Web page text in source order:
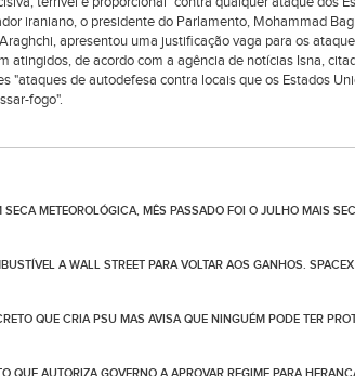
iraniano, o presidente do Parlamento, Mohammad
apresentou uma justificação vaga para os
atingidos, de acordo com a agência de notícias Isna,
"ataques de autodefesa contra locais que os Estados
fogo".
METEOROLÓGICA, MÊS PASSADO FOI O JULHO MAIS
A WALL STREET PARA VOLTAR AOS GANHOS.
QUE CRIA PSU MAS AVISA QUE NINGUÉM PODE TER